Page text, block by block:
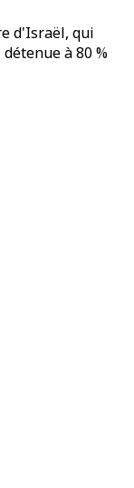
d'Israël, qui
à 80 %